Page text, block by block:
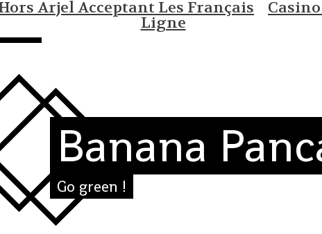
Arjel Acceptant Les Français
Ligne
Banana
Go green !